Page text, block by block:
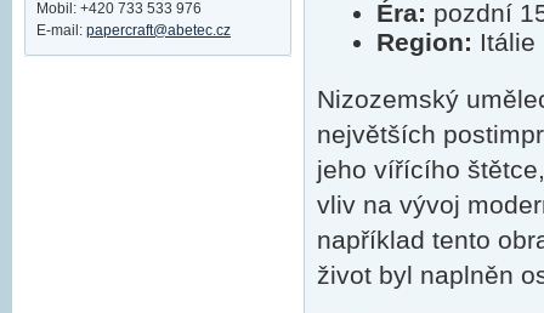
Éra: pozdní
Region: Itálie
Nizozemský
největších
jeho vířícího
vliv na vývoj
například tento
život byl naplněn
Mobil: +420 733 533 976
E-mail: papercraft@abetec.cz